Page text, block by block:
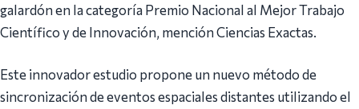
galardón en la categoría Premio Nacional al Mejor Trabajo
Científico y de Innovación, mención Ciencias Exactas.
Este innovador estudio propone un nuevo método de
sincronización de eventos espaciales distantes utilizando el